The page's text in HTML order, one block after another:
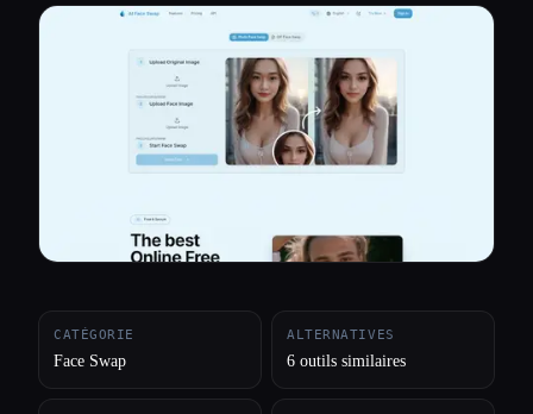
Comparer les outils
Toutes les catégories
CATÉGORIE
Face Swap
ALTERNATIVES
6 outils similaires